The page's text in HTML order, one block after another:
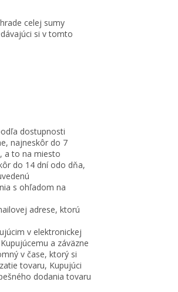
celej sumy
si v tomto
dostupnosti
najneskôr do 7
a to na miesto
do 14 dní odo dňa,
s ohľadom na
adrese, ktorú
v elektronickej
a záväzne
v čase, ktorý si
tovaru, Kupujúci
dodania tovaru